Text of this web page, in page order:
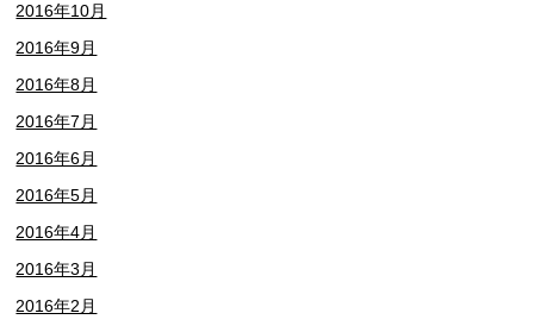
2016年10月
2016年9月
2016年8月
2016年7月
2016年6月
2016年5月
2016年4月
2016年3月
2016年2月